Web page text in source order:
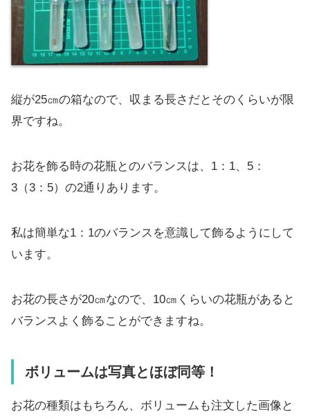
縦が25㎝の箱なので、収まる長さだとそのくらいが限
界ですね。
お花を飾る時の花瓶とのバランスは、1：1、5：
3（3：5）の2通りあります。
私は簡単な1：1のバランスを意識して飾るようにして
います。
お花の長さが20㎝なので、10㎝くらいの花瓶があると
バランスよく飾ることができますね。
ボリュームは写真とほぼ同等！
お花の種類はもちろん、ボリュームも注文した画像と